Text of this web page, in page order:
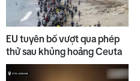
EU tuyên bố vượt qua phép
thử sau khủng hoảng Ceuta